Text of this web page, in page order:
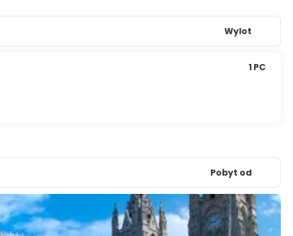
Wylot
1 PC
Pobyt od